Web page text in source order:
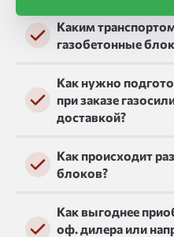
Каким
газобетонные
Как нужно
при заказе
доставкой?
Как происходит
блоков?
Как выгоднее
оф. дилера или